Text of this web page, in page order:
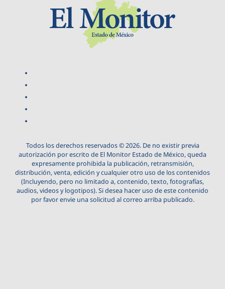
Todos los derechos reservados © 2026. De no existir previa
autorización por escrito de El Monitor Estado de México, queda
expresamente prohibida la publicación, retransmisión,
distribución, venta, edición y cualquier otro uso de los contenidos
(Incluyendo, pero no limitado a, contenido, texto, fotografías,
audios, videos y logotipos). Si desea hacer uso de este contenido
por favor envie una solicitud al correo arriba publicado.